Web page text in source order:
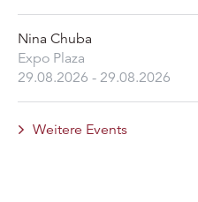
Nina Chuba
Expo Plaza
29.08.2026 - 29.08.2026
Weitere Events